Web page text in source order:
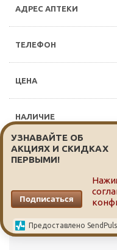
Выбрать аптеку
УЗНАВАЙТЕ ОБ
АКЦИЯХ И СКИДКАХ
ПЕРВЫМИ!
Подписаться
Предоставлено